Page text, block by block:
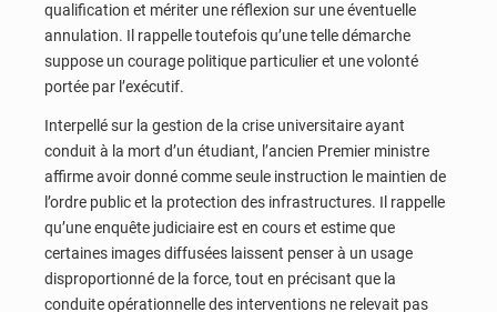
qualification et mériter une réflexion sur une éventuelle
annulation. Il rappelle toutefois qu’une telle démarche
suppose un courage politique particulier et une volonté
portée par l’exécutif.
Interpellé sur la gestion de la crise universitaire ayant
conduit à la mort d’un étudiant, l’ancien Premier ministre
affirme avoir donné comme seule instruction le maintien de
l’ordre public et la protection des infrastructures. Il rappelle
qu’une enquête judiciaire est en cours et estime que
certaines images diffusées laissent penser à un usage
disproportionné de la force, tout en précisant que la
conduite opérationnelle des interventions ne relevait pas